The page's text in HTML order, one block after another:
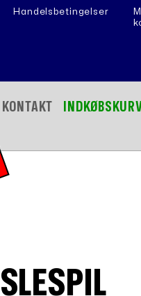
Handelsbetingelser
KONTAKT